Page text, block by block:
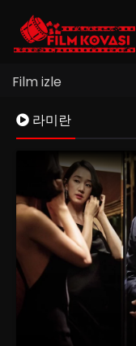
Film izle
라미란